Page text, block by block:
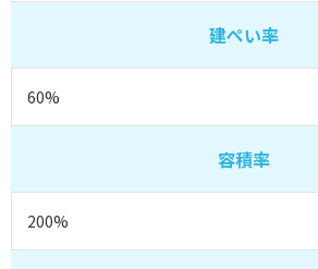
建ぺい率
60%
容積率
200%